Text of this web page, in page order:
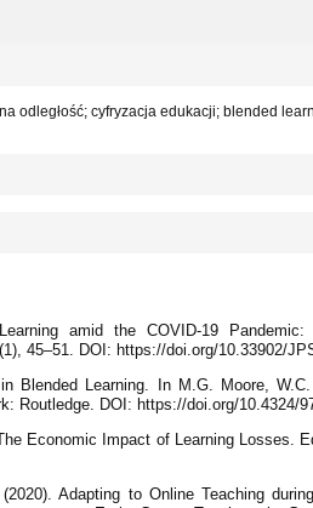
odległość; cyfryzacja edukacji; blended
amid the COVID-19 Pandemic:
45–51. DOI: https://doi.org/10.33902/
Blended Learning. In M.G. Moore,
Routledge. DOI: https://doi.org/10.4324/
Economic Impact of Learning Losses.
Adapting to Online Teaching